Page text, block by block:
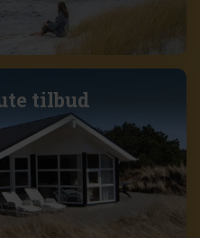
tilbud